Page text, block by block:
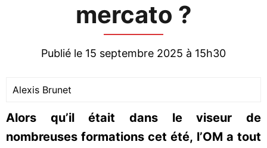
mercato ?
Publié le 15 septembre 2025 à 15h30
Alexis Brunet
Alors qu’il était dans le viseur de
nombreuses formations cet été, l’OM a tout